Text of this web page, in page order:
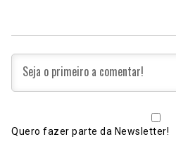
Quero fazer parte da Newsletter!